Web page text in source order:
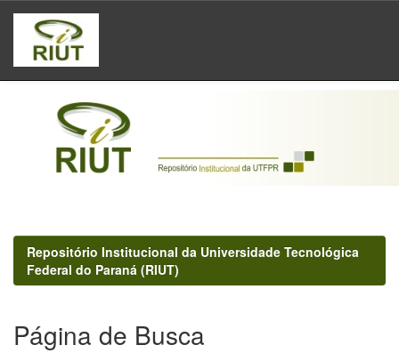
Skip
navigation
Repositório Institucional da Universidade Tecnológica
Federal do Paraná (RIUT)
Página de Busca